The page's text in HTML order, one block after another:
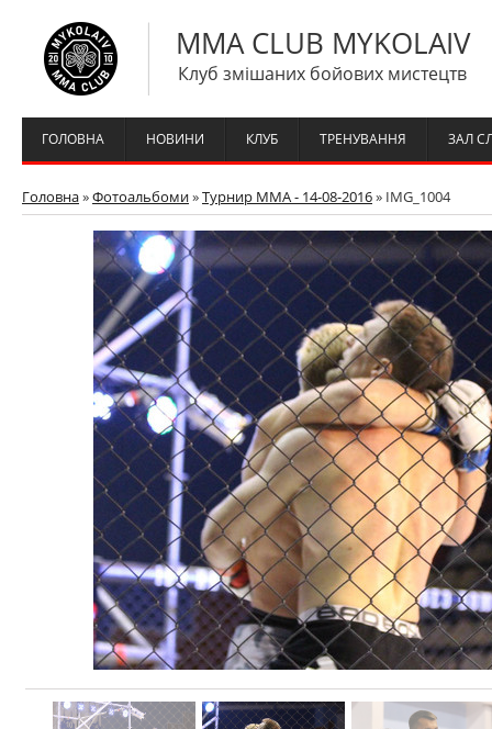
MMA CLUB MYKOLAIV
Клуб змішаних бойових мистецтв
ГОЛОВНА НОВИНИ КЛУБ ТРЕНУВАННЯ ЗАЛ
Головна»Фотоальбоми»Турнир ММА - 14-08-2016» IMG_1004